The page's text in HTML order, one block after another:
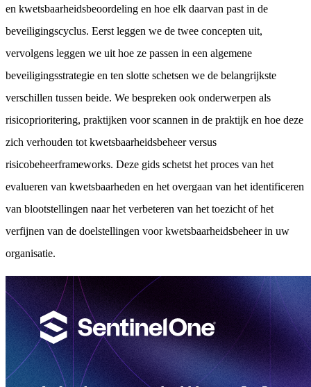
en kwetsbaarheidsbeoordeling en hoe elk daarvan past in de
beveiligingscyclus. Eerst leggen we de twee concepten uit,
vervolgens leggen we uit hoe ze passen in een algemene
beveiligingsstrategie en ten slotte schetsen we de belangrijkste
verschillen tussen beide. We bespreken ook onderwerpen als
risicoprioritering, praktijken voor scannen in de praktijk en hoe deze
zich verhouden tot kwetsbaarheidsbeheer versus
risicobeheerframeworks. Deze gids schetst het proces van het
evalueren van kwetsbaarheden en het overgaan van het identificeren
van blootstellingen naar het verbeteren van het toezicht of het
verfijnen van de doelstellingen voor kwetsbaarheidsbeheer in uw
organisatie.